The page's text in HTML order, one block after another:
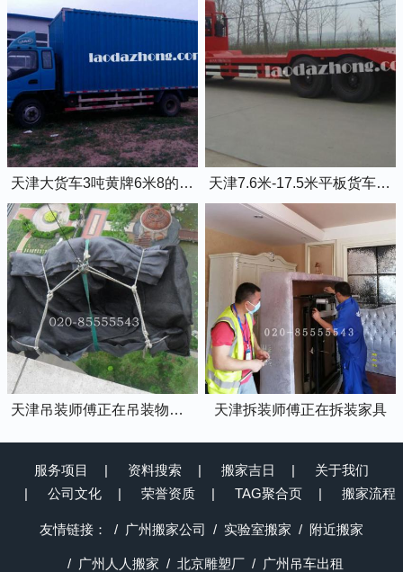
天津大货车3吨黄牌6米8的厢式货车 天津7.6米-17.5米平板货车出租
天津吊装师傅正在吊装物品上楼 天津拆装师傅正在拆装家具
服务项目 资料搜索 搬家吉日
关于我们
公司文化
荣誉资质 TAG聚合页 搬家流程
友情链接： 广州搬家公司 实验室搬家 附近搬家
广州人人搬家 北京雕塑厂 广州吊车出租